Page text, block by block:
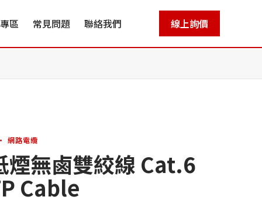
區 常見問題 聯絡我們 線上詢價
網路電纜
煙無鹵雙絞線 Cat.6
Cable